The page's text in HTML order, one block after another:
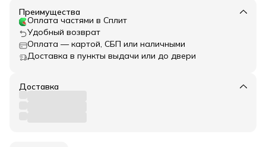
Преимущества
Оплата частями в Сплит
Удобный возврат
Оплата — картой, СБП или наличными
Доставка в пункты выдачи или до двери
Доставка